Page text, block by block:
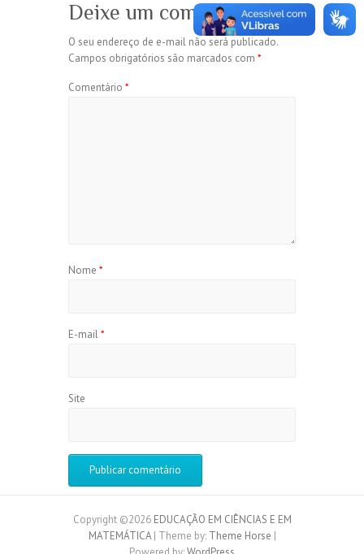
Deixe um comentário
O seu endereço de e-mail não será publicado.
Campos obrigatórios são marcados com *
Comentário *
Nome *
E-mail*
Site
Copyright ©2026 EDUCAÇÃO EM CIÊNCIAS E EM
MATEMÁTICA| Theme by: Theme Horse |